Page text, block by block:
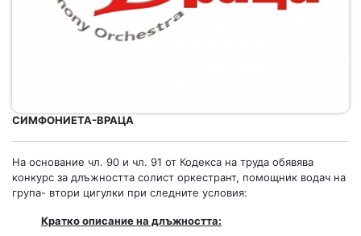
СИМФОНИЕТА-ВРАЦА
На основание чл. 90 и чл. 91 от Кодекса на труда обявява
конкурс за длъжността солист оркестрант, помощник водач на
група- втори цигулки при следните условия:
Кратко описание на длъжността: